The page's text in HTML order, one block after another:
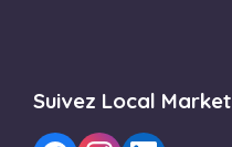
Suivez Local Market